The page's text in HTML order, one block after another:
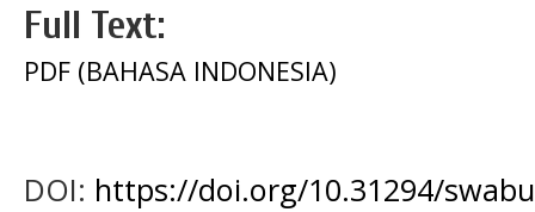
Full Text:
PDF (BAHASA INDONESIA)
DOI: https://doi.org/10.31294/